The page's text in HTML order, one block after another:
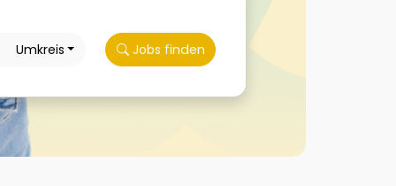
Umkreis Jobs finden